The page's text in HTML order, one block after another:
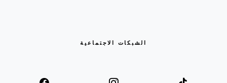
الشبكات الاجتماعية